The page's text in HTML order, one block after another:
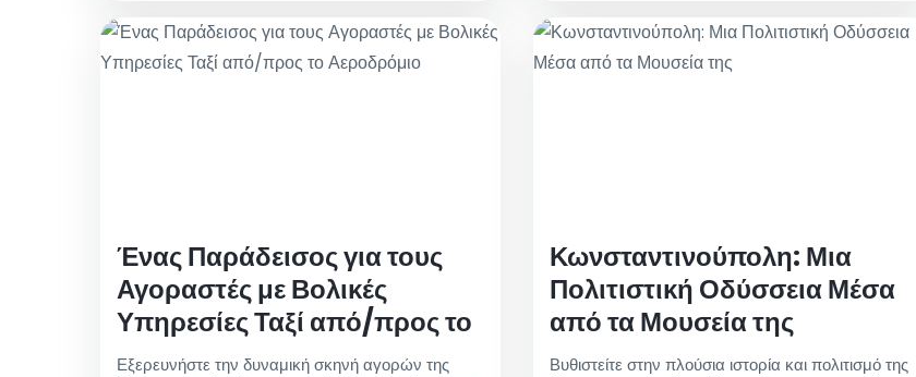
να παραμείνετε ανταγωνιστικοί στον
εξελισσόμενο τοπίο των ταξιδιών!
Ένας Παράδεισος για τους
Αγοραστές με Βολικές
Υπηρεσίες Ταξί από/προς το
Αεροδρόμιο
Εξερευνήστε την δυναμική σκηνή αγορών της
Κωνσταντινούπολη: Μια
Πολιτιστική Οδύσσεια Μέσα
από τα Μουσεία της
Βυθιστείτε στην πλούσια ιστορία και πολιτισμό της